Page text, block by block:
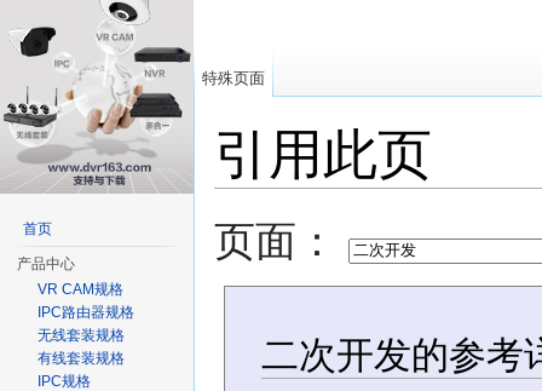
引用此页
页面：
二次开发的参考
特殊页面
首页
产品中心
VR CAM规格
IPC路由器规格
无线套装规格
有线套装规格
IPC规格